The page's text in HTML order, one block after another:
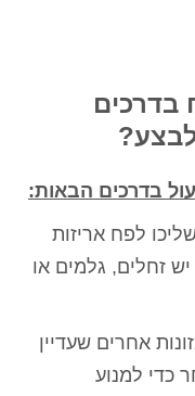
בדרכים
בדרכים הבאות:
לפח אריזות
יש זחלים, גלמים או
אחרים שעדיין
כדי למנוע